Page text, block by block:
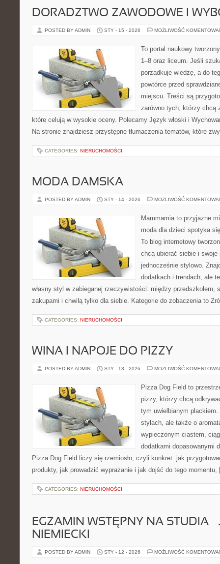
DORADZTWO ZAWODOWE I
POSTED BY ADMIN STY - 15 - 2026 MOŻLIWOŚĆ
To portal naukowy
1–8 oraz liceum. Jeśli
porządkuje wiedzę, a do
powtórce przed
miejscu. Treści są
zarówno tych, którzy chcą
które celują w wysokie oceny. Polecamy Język włoski i
Na stronie znajdziesz przystępne tłumaczenia tematów, które
CATEGORIES: NIERUCHOMOŚCI
MODA DAMSKA
POSTED BY ADMIN STY - 14 - 2026 MOŻLIWOŚĆ
Mammamia to przyjazne
moda dla dzieci spotyka
To blog internetowy
chcą ubierać siebie i
jednocześnie stylowo.
dodatkach i trendach, ale
własny styl w zabieganej rzeczywistości: między przedszkolem,
zakupami i chwilą tylko dla siebie. Kategorie do zobaczenia to
CATEGORIES: NIERUCHOMOŚCI
WINA I NAPOJE DO PIZZY
POSTED BY ADMIN STY - 13 - 2026 MOŻLIWOŚĆ
Pizza Dog Field to
pizzy, którzy chcą
tym uwielbianym
stylach, ale także o
wypieczonym ciastem,
dodatkami dopasowanymi
Pizza Dog Field liczy się rzemiosło, czyli konkret: jak
produkty, jak prowadzić wyprażanie i jak dojść do tego
CATEGORIES: NIERUCHOMOŚCI
EGZAMIN WSTĘPNY NA STUDIA –
NIEMIECKI
POSTED BY ADMIN STY - 12 - 2026 MOŻLIWOŚĆ